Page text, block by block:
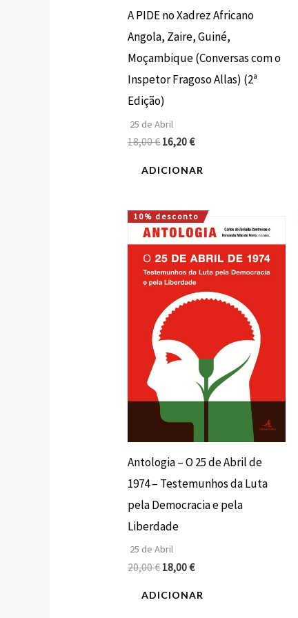
A PIDE no Xadrez Africano
Angola, Zaire, Guiné,
Moçambique (Conversas com o
Inspetor Fragoso Allas) (2ª
Edição)
25 de Abril
18,00€16,20€
ADICIONAR
10% desconto
Antologia – O 25 de Abril de
1974 – Testemunhos da Luta
pela Democracia e pela
Liberdade
25 de Abril
20,00€
O
preço
original
era:
20,00 €.
18,00€
O
preço
atual
é:
18,00 €.
ADICIONAR